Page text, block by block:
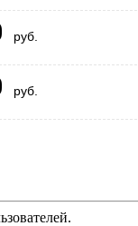
руб.
руб.